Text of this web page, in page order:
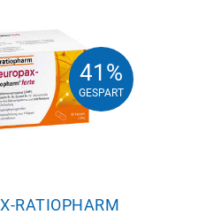
41%
GESPART
41%
GESPART
RATIOPHARM